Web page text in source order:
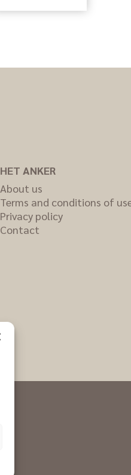
HET ANKER
About us
Terms and conditions of
Privacy policy
Contact